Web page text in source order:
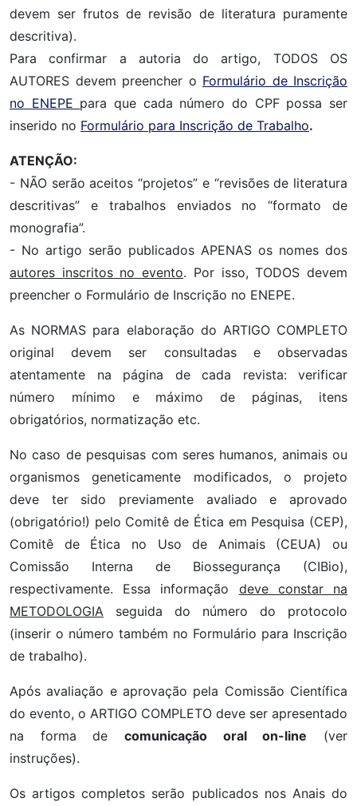
devem ser frutos de revisão de literatura puramente
descritiva).
Para confirmar a autoria do artigo, TODOS OS
AUTORES devem preencher o Formulário de Inscrição
no ENEPE para que cada número do CPF possa ser
inserido no Formulário para Inscrição de Trabalho.
ATENÇÃO:
- NÃO serão aceitos “projetos” e “revisões de literatura
descritivas” e trabalhos enviados no “formato de
monografia”.
- No artigo serão publicados APENAS os nomes dos
autores inscritos no evento. Por isso, TODOS devem
preencher o Formulário de Inscrição no ENEPE.
As NORMAS para elaboração do ARTIGO COMPLETO
original devem ser consultadas e observadas
atentamente na página de cada revista: verificar
número mínimo e máximo de páginas, itens
obrigatórios, normatização etc.
No caso de pesquisas com seres humanos, animais ou
organismos geneticamente modificados, o projeto
deve ter sido previamente avaliado e aprovado
(obrigatório!) pelo Comitê de Ética em Pesquisa (CEP),
Comitê de Ética no Uso de Animais (CEUA) ou
Comissão Interna de Biossegurança (CIBio),
respectivamente. Essa informação deve constar na
METODOLOGIA seguida do número do protocolo
(inserir o número também no Formulário para Inscrição
de trabalho).
Após avaliação e aprovação pela Comissão Científica
do evento, o ARTIGO COMPLETO deve ser apresentado
na forma de comunicação oral on-line (ver
instruções).
Os artigos completos serão publicados nos Anais do